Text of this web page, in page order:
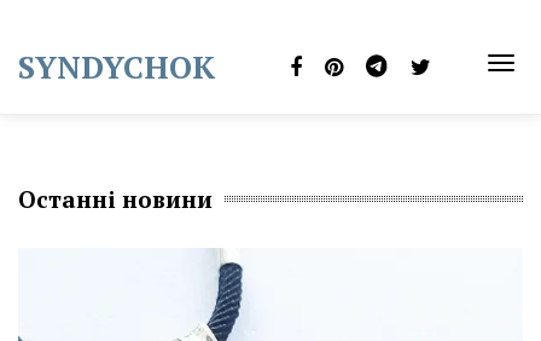
content
SYNDYCHOK
Останні новини